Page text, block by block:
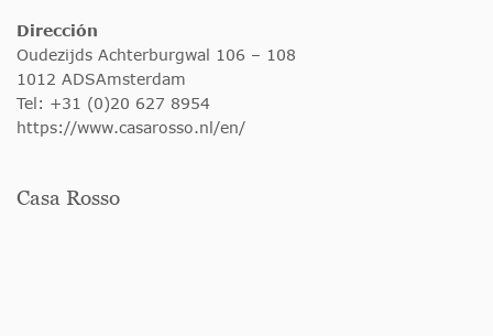
Dirección
Oudezijds Achterburgwal 106 – 108
1012 ADSAmsterdam
Tel: +31 (0)20 627 8954
https://www.casarosso.nl/en/
Casa Rosso